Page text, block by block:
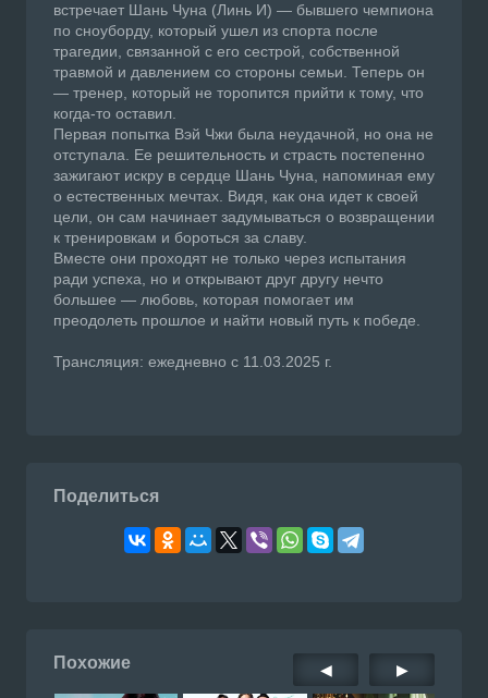
встречает Шань Чуна (Линь И) — бывшего чемпиона
по сноуборду, который ушел из спорта после
трагедии, связанной с его сестрой, собственной
травмой и давлением со стороны семьи. Теперь он
— тренер, который не торопится прийти к тому, что
когда-то оставил.
Первая попытка Вэй Чжи была неудачной, но она не
отступала. Ее решительность и страсть постепенно
зажигают искру в сердце Шань Чуна, напоминая ему
о естественных мечтах. Видя, как она идет к своей
цели, он сам начинает задумываться о возвращении
к тренировкам и бороться за славу.
Вместе они проходят не только через испытания
ради успеха, но и открывают друг другу нечто
большее — любовь, которая помогает им
преодолеть прошлое и найти новый путь к победе.
Трансляция: ежедневно с 11.03.2025 г.
Поделиться
Похожие ◀ ▶